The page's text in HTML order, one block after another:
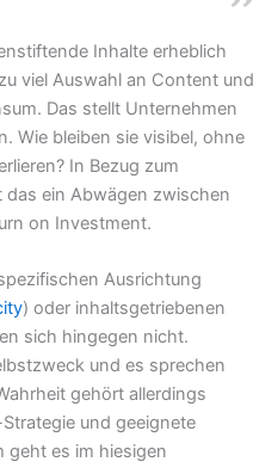
Inhalte erheblich
viel Auswahl an Content und
Das stellt Unternehmen
Wie bleiben sie visibel, ohne
In Bezug zum
ein Abwägen zwischen
on Investment.
Ausrichtung
) oder inhaltsgetriebenen
sich hingegen nicht.
und es sprechen
gehört allerdings
und geeignete
geht es im hiesigen